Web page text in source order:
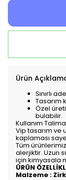
Ürün
Sınırlı
Tasarım
Özel
bulabilir.
Kullanım
Vip tasarım ve
kaplaması
Tüm
alerjiktir. Uzun
için kimyasala
ÜRÜN
Malzeme :